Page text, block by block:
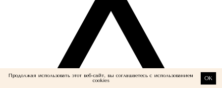
Продолжая использовать этот веб-сайт, вы соглашаетесь с использованием
cookies
OK